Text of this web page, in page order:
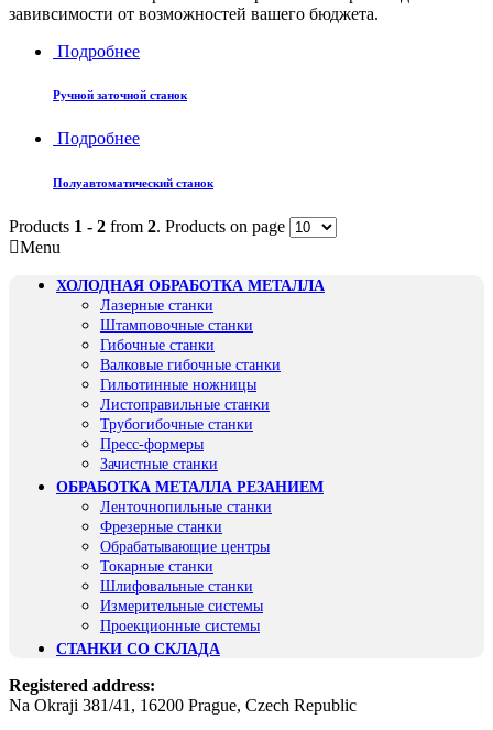
завивсимости от возможностей вашего бюджета.
Подробнее
Ручной заточной станок
Подробнее
Полуавтоматический станок
Products 1 - 2 from 2. Products on page
Menu
ХОЛОДНАЯ ОБРАБОТКА МЕТАЛЛА
Лазерные станки
Штамповочные станки
Гибочные станки
Валковые гибочные станки
Гильотинные ножницы
Листоправильные станки
Трубогибочные станки
Пресс-формеры
Зачистные станки
ОБРАБОТКА МЕТАЛЛА РЕЗАНИЕМ
Ленточнопильные станки
Фрезерные станки
Обрабатывающие центры
Токарные станки
Шлифовальные станки
Измерительные системы
Проекционные системы
СТАНКИ CО CКЛАДА
Registered address:
Na Okraji 381/41, 16200 Prague, Czech Republic